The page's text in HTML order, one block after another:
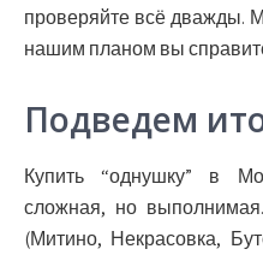
проверяйте всё дважды.
нашим планом вы
Подведем
Купить “однушку” в
сложная, но
(Митино, Некрасовка,